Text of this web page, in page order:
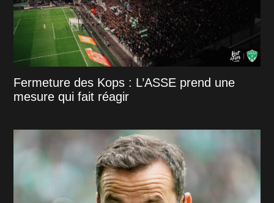
Fermeture des Kops : L’ASSE prend une
mesure qui fait réagir